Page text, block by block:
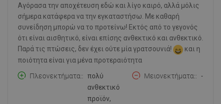
Αγόρασα την αποχέτευση εδώ και λίγο καιρό, αλλά μόλις
σήμερα κατάφερα να την εγκαταστήσω. Με καθαρή
συνείδηση μπορώ να το προτείνω! Εκτός από το γεγονός
ότι είναι αισθητικό, είναι επίσης ανθεκτικό και ανθεκτικό.
Παρά τις πτώσεις, δεν έχει ούτε μία γρατσουνιά!
και η
ποιότητα είναι για μένα προτεραιότητα
Πλεονεκτήματα:
πολύ
ανθεκτικό
προϊόν,
Μειονεκτήματα: -